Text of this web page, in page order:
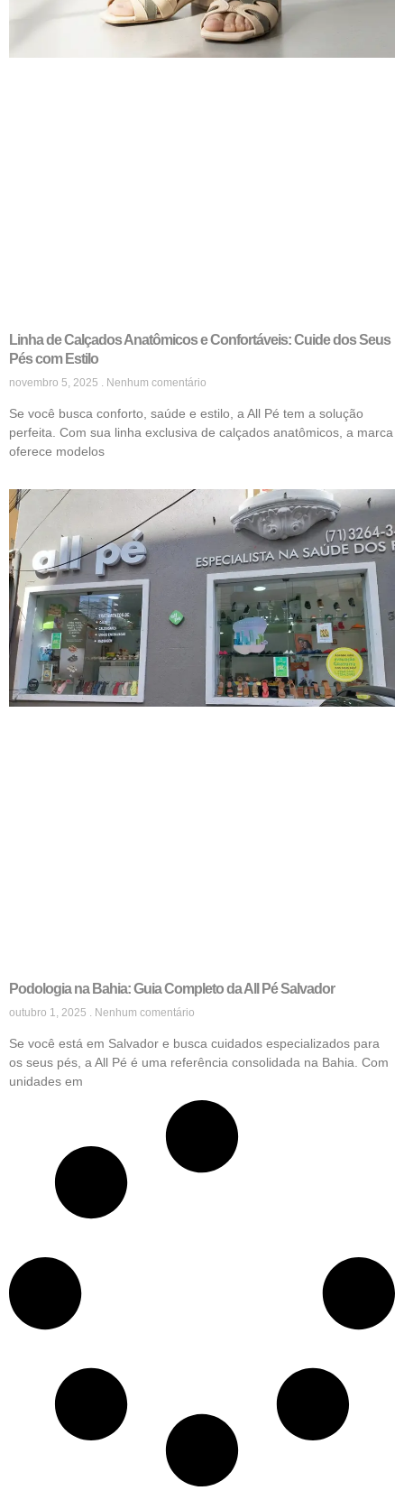
Linha de Calçados Anatômicos e Confortáveis: Cuide dos Seus
Pés com Estilo
novembro 5, 2025 Nenhum comentário
Se você busca conforto, saúde e estilo, a All Pé tem a solução
perfeita. Com sua linha exclusiva de calçados anatômicos, a marca
oferece modelos
Podologia na Bahia: Guia Completo da All Pé Salvador
outubro 1, 2025 Nenhum comentário
Se você está em Salvador e busca cuidados especializados para
os seus pés, a All Pé é uma referência consolidada na Bahia. Com
unidades em